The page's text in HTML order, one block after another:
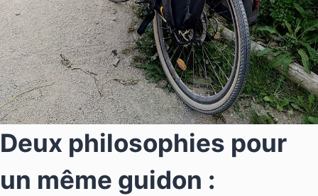
Deux philosophies pour
un même guidon :